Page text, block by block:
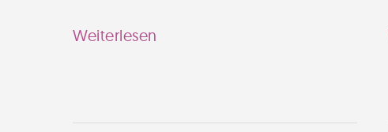
Siri
Weiterlesen